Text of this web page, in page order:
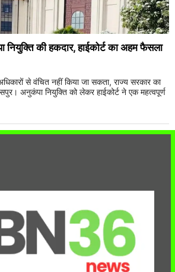
नियुक्ति की हकदार, हाईकोर्ट का अहम फैसला
से वंचित नहीं किया जा सकता, राज्य सरकार का
अनुकंपा नियुक्ति को लेकर हाईकोर्ट ने एक महत्वपूर्ण